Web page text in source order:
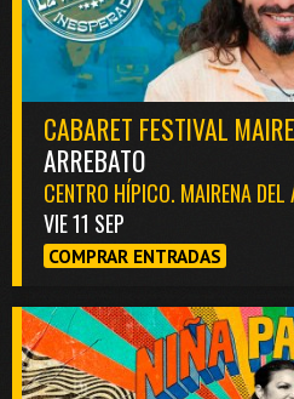
CABARET FESTIVAL
ARREBATO
CENTRO HÍPICO. MAIRENA DEL
VIE 11 SEP
COMPRAR ENTRADAS